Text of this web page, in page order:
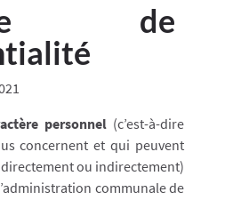
de
personnel(c’est-à-dire
concernent et qui peuvent
ou indirectement)
communale de